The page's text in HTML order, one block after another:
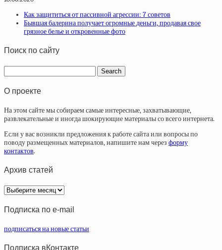
Как защититься от пассивной агрессии: 7 советов
Бывшая балерина получает огромные деньги, продавая свое
грязное белье и откровенные фото
Поиск по сайту
О проекте
На этом сайте мы собираем самые интересные, захватывающие,
развлекательные и иногда шокирующие материалы со всего интернета.
Если у вас возникли предложения к работе сайта или вопросы по
поводу размещенных материалов, напишите нам через форму
контактов.
Архив статей
Архив
статей
Подписка по e-mail
подписаться на новые статьи
Подписка вКонтакте